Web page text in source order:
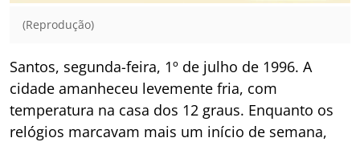
(Reprodução)
Santos, segunda-feira, 1º de julho de 1996. A
cidade amanheceu levemente fria, com
temperatura na casa dos 12 graus. Enquanto os
relógios marcavam mais um início de semana,